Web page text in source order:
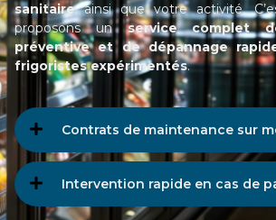
sanitaireainsi que votre activité.
proposons unservice complet
préventive et de dépannage
frigoristes expérimentés.
Contrats de maintenance sur
Intervention rapide en cas de